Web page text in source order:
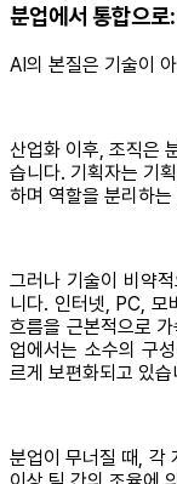
분업에서 통합으
AI의 본질은 기술이
산업화 이후, 조직은
습니다. 기획자는 기
하며 역할을 분리하
그러나 기술이 비약
니다. 인터넷, PC, 모
흐름을 근본적으로
업에서는 소수의 구
르게 보편화되고 있습
분업이 무너질 때, 각